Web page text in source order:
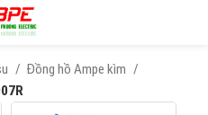
Đồng hồ Ampe kìm